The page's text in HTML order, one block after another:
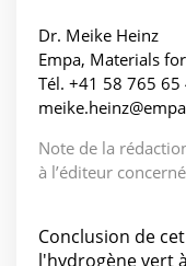
Dr. Meike Heinz
Empa, Materials
Tél. +41 58 765 65
Note de la
à l’éditeur
Conclusion de
l'hydrogène vert